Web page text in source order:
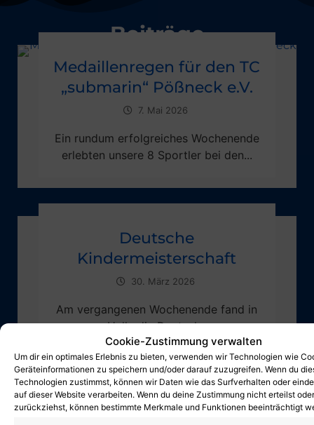
Cookie-Zustimmung verwalten
Um dir ein optimales Erlebnis zu bieten, verwenden wir Technologien wie
Geräteinformationen zu speichern und/oder darauf zuzugreifen. Wenn du
Technologien zustimmst, können wir Daten wie das Surfverhalten oder
auf dieser Website verarbeiten. Wenn du deine Zustimmung nicht erteilst oder
zurückziehst, können bestimmte Merkmale und Funktionen beeinträchtigt
Beiträge
Medaillenregen für den TC
„submarin“ Pößneck e.V.
7. Mai 2026
Ein rundum erfolgreiches Wochenende
erlebten unsere 8 Sportler bei den...
Deutsche
Kindermeisterschaft
30. März 2026
Am vergangenen Wochenende fand in
Halle die Deutsche
Kindermeisterschaft statt,...